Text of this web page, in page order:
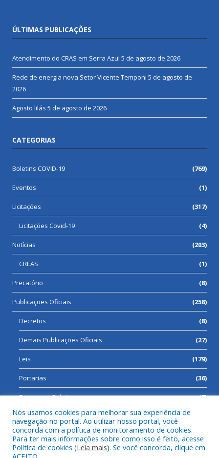
ÚLTIMAS PUBLICAÇÕES
Atendimento do CRAS em Serra Azul 5 de agosto de 2026
Rede de energia nova Setor Vicente Temponi 5 de agosto de
2026
Agosto lilás 5 de agosto de 2026
CATEGORIAS
Boletins COVID-19 (769)
Eventos (1)
Licitações (317)
Licitações Covid-19 (4)
Notícias (203)
CREAS (1)
Precatório (8)
Publicações Oficiais (258)
Decretos (8)
Demais Publicações Oficiais (27)
Leis (179)
Portarias (36)
Processos Seletivos (7)
Todos os direitos reservados a Prefeitura Municipal de Cumaru
do Norte.
Nós usamos cookies para melhorar sua experiência de
navegação no portal. Ao utilizar nosso portal, você
concorda com a política de monitoramento de cookies.
Para ter mais informações sobre como isso é feito, acesse
Política de cookies (Leia mais). Se você concorda, clique em
ACEITO.